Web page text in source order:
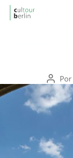
Autor
de
la
entrada
Por